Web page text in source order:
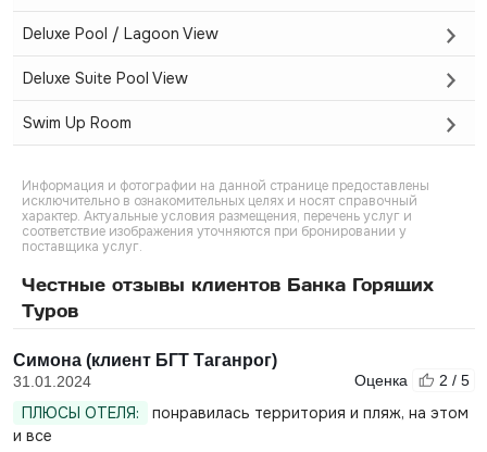
Deluxe Pool / Lagoon View
Deluxe Suite Pool View
Swim Up Room
Информация и фотографии на данной странице предоставлены
исключительно в ознакомительных целях и носят справочный
характер. Актуальные условия размещения, перечень услуг и
соответствие изображения уточняются при бронировании у
поставщика услуг.
Честные отзывы клиентов Банка Горящих
Туров
Симона (клиент БГТ Таганрог)
31.01.2024 Оценка 2 / 5
ПЛЮСЫ ОТЕЛЯ:
понравилась территория и пляж, на этом
и все